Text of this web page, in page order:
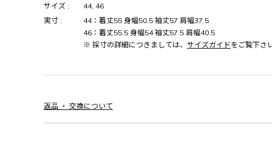
サイズ :
44, 46
実寸 :
44：着丈55 身幅50.5 袖丈57 肩幅37.5
46：着丈55.5 身幅54 袖丈57.5 肩幅40.5
※ 採寸の詳細につきましては、 サイズガイドをご覧下さ
返品 ・ 交換について